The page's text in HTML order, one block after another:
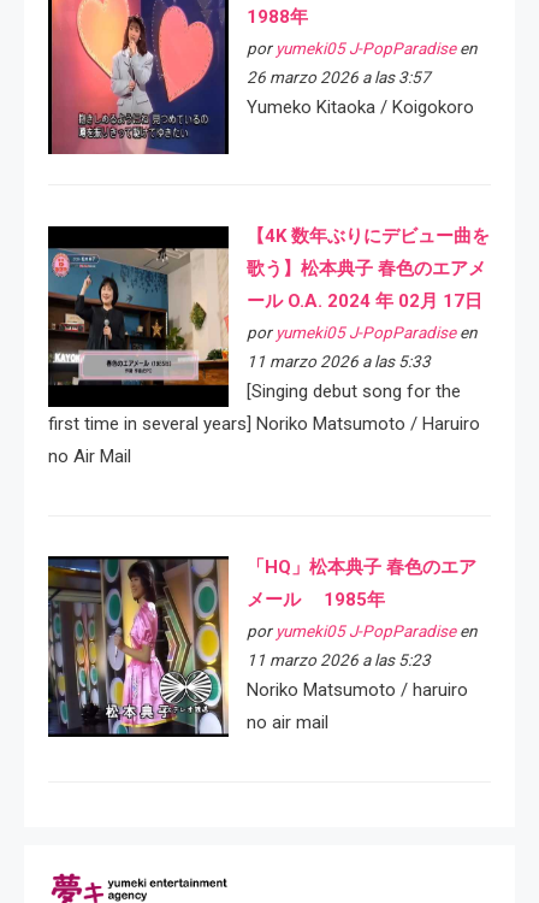
1988年
por yumeki05 J-PopParadiseen
26 marzo 2026 a las 3:57
Yumeko Kitaoka / Koigokoro
【4K 数年ぶりにデビュー曲を
歌う】松本典子 春色のエアメ
ール O.A. 2024 年 02月 17日
por yumeki05 J-PopParadiseen
11 marzo 2026 a las 5:33
[Singing debut song for the
first time in several years] Noriko Matsumoto / Haruiro
no Air Mail
「HQ」松本典子 春色のエア
メール 1985年
por yumeki05 J-PopParadiseen
11 marzo 2026 a las 5:23
Noriko Matsumoto / haruiro
no air mail